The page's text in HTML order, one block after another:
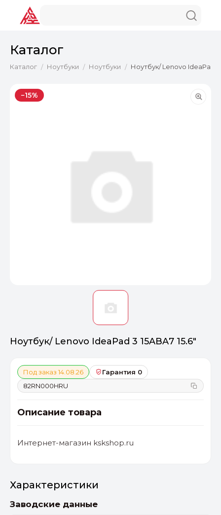
Каталог
Каталог / Ноутбуки / Ноутбуки / Ноутбук/ Lenovo IdeaPad 3
−15%
Ноутбук/ Lenovo IdeaPad 3 15ABA7 15.6"
Под заказ 14.08.26
Гарантия 0
82RN000HRU
Описание товара
Интернет-магазин kskshop.ru
Характеристики
Заводские данные